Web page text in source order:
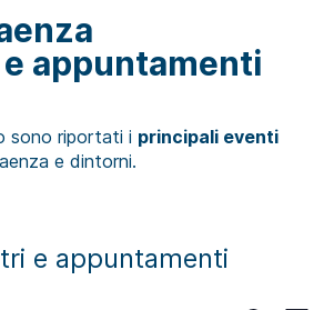
appuntamenti
sono riportati i principali eventi
e dintorni.
e appuntamenti